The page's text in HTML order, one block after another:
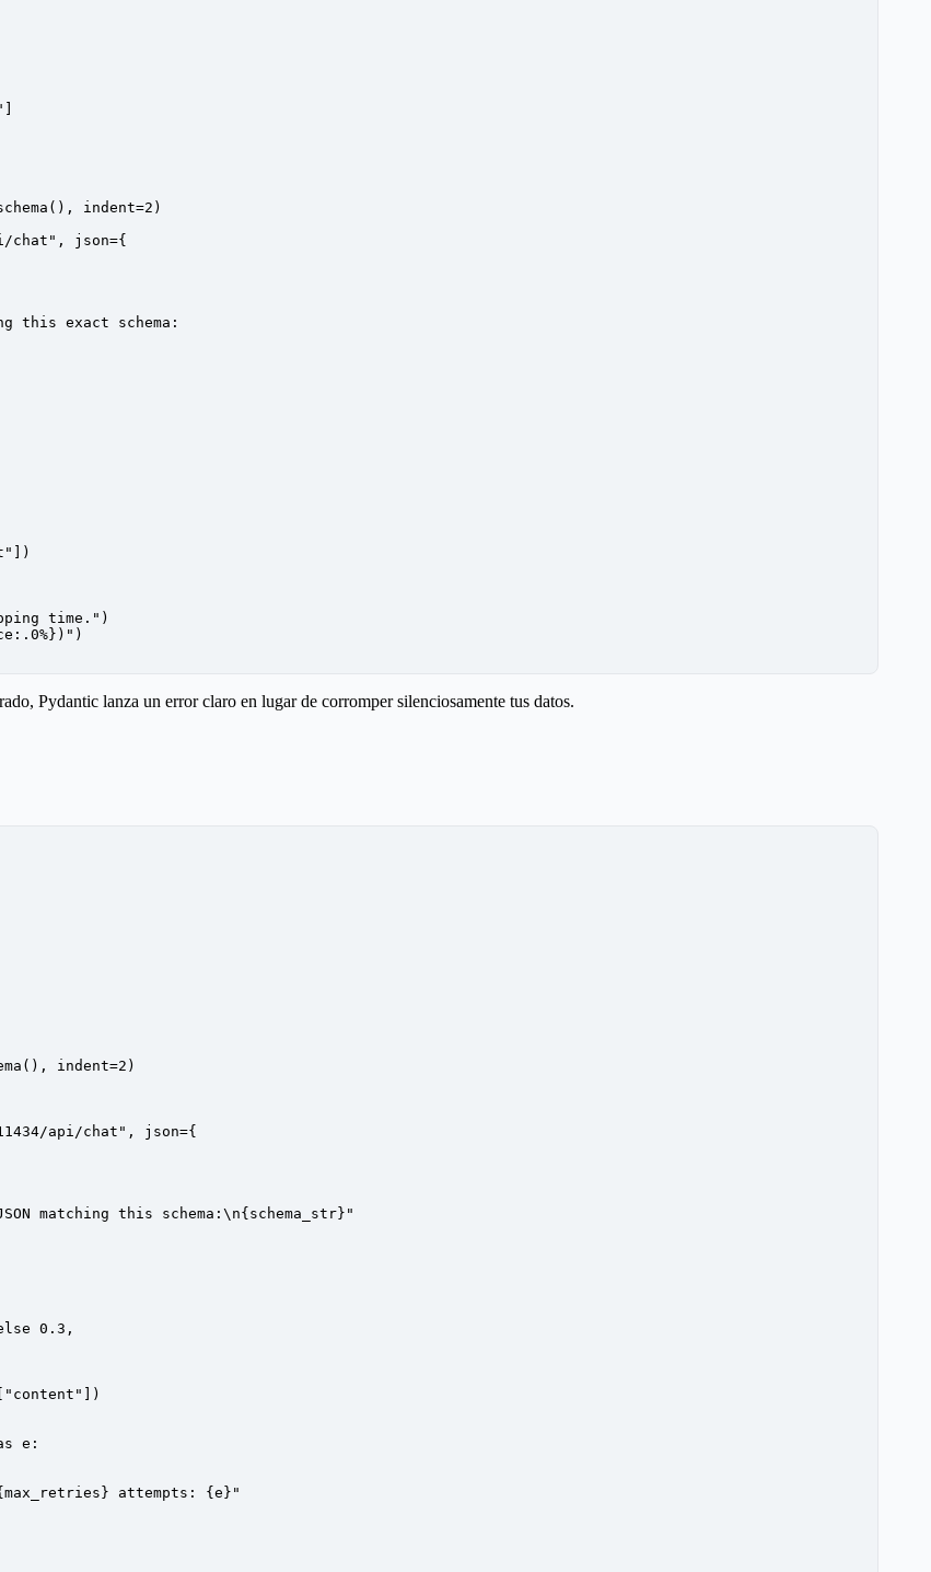
indent=2 )
chat" , json={
this exact schema:
])
time." )
:.0% } )" )
Pydantic lanza un error claro en lugar de corromper silenciosamente tus datos.
indent=2 )
api/chat" , json={
matching this schema: \n{schema_str} "
0.3 ,
"content" ])
e:
max_retries} attempts: {e} "